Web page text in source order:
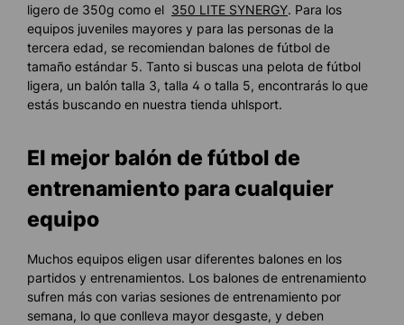
ligero de 350g como el 350 LITE SYNERGY. Para los
equipos juveniles mayores y para las personas de la
tercera edad, se recomiendan balones de fútbol de
tamaño estándar 5. Tanto si buscas una pelota de fútbol
ligera, un balón talla 3, talla 4 o talla 5, encontrarás lo que
estás buscando en nuestra tienda uhlsport.
El mejor balón de fútbol de
entrenamiento para cualquier
equipo
Muchos equipos eligen usar diferentes balones en los
partidos y entrenamientos. Los balones de entrenamiento
sufren más con varias sesiones de entrenamiento por
semana, lo que conlleva mayor desgaste, y deben